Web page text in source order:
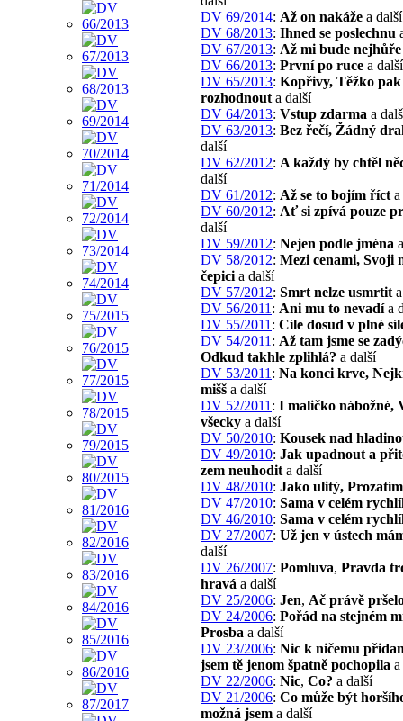
DV 69/2014: Až on nakáže a další
DV 68/2013: Ihned se poslechnu
DV 67/2013: Až mi bude nejhůře
DV 66/2013: První po ruce a další
DV 65/2013: Kopřivy, Těžko pak
rozhodnout a další
DV 64/2013: Vstup zdarma a
DV 63/2013: Bez řečí, Žádný
další
DV 62/2012: A každý by chtěl
další
DV 61/2012: Až se to bojím říct
DV 60/2012: Ať si zpívá pouze
další
DV 59/2012: Nejen podle jména
DV 58/2012: Mezi cenami, Svoji
čepici a další
DV 57/2012: Smrt nelze usmrtit
DV 56/2011 : Ani mu to nevadía
DV 55/2011 : Cíle dosud v plné
DV 54/2011 : Až tam jsme se
Odkud takhle zplihlá? a další
DV 53/2011 : Na konci krve,
mišš a další
DV 52/2011 : I maličko nábožné,
všecky a další
DV 50/2010: Kousek nad
DV 49/2010: Jak upadnout a
zem neuhodit a další
DV 48/2010: Jako ulitý, Prozatím
DV 47/2010: Sama v celém
DV 46/2010: Sama v celém
DV 27/2007: Už jen v ústech
další
DV 26/2007: Pomluva, Pravda
hravá a další
DV 25/2006: Jen, Ač právě
DV 24/2006: Pořád na stejném
Prosba a další
DV 23/2006: Nic k ničemu
jsem tě jenom špatně pochopila
DV 22/2006: Nic, Co? a další
DV 21/2006: Co může být
možná jsem a další